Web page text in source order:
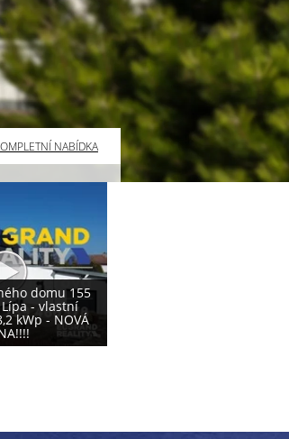
NABÍDKA
pozemku
m²